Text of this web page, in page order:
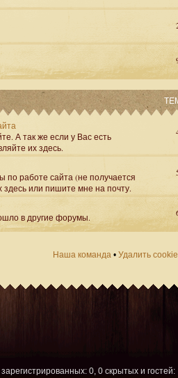
А так же если у Вас есть
их здесь.
по работе сайта (не получается
здесь или пишите мне на почту.
в другие форумы.
Наша команда • Удалить
зарегистрированных: 0, 0 скрытых и гостей: